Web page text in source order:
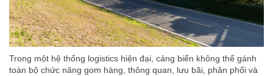
Trong một hệ thống logistics hiện đại, cảng biển không thể gánh
toàn bộ chức năng gom hàng, thông quan, lưu bãi, phân phối và